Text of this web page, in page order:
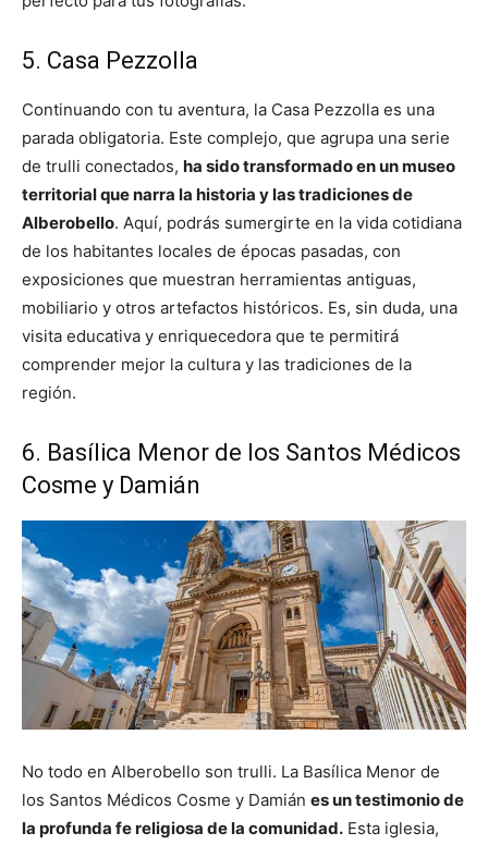
5. Casa Pezzolla
Continuando con tu aventura, la Casa Pezzolla es una
parada obligatoria. Este complejo, que agrupa una serie
de trulli conectados, ha sido transformado en un museo
territorial que narra la historia y las tradiciones de
Alberobello. Aquí, podrás sumergirte en la vida cotidiana
de los habitantes locales de épocas pasadas, con
exposiciones que muestran herramientas antiguas,
mobiliario y otros artefactos históricos. Es, sin duda, una
visita educativa y enriquecedora que te permitirá
comprender mejor la cultura y las tradiciones de la
región.
6. Basílica Menor de los Santos Médicos
Cosme y Damián
No todo en Alberobello son trulli. La Basílica Menor de
los Santos Médicos Cosme y Damián es un testimonio de
la profunda fe religiosa de la comunidad. Esta iglesia,